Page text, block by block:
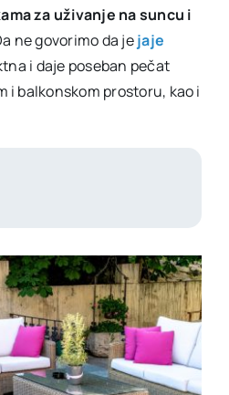
za uživanje na suncu i
ne govorimo da jejaje
i daje poseban pečat
i balkonskom prostoru, kao i